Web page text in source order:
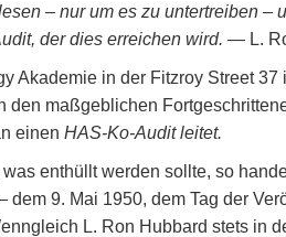
– nur um es zu untertreiben –
der dies erreichen wird. — L.
Akademie in der Fitzroy Street 37
den maßgeblichen
einen HAS-Ko-Audit leitet.
enthüllt werden sollte, so
9. Mai 1950, dem Tag der
L. Ron Hubbard stets in